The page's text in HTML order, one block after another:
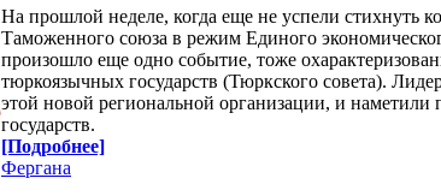
На прошлой неделе, когда еще не успели стихнуть
Таможенного союза в режим Единого
произошло еще одно событие, тоже
тюркоязычных государств (Тюркского совета).
этой новой региональной организации, и
государств.
[Подробнее]
Фергана